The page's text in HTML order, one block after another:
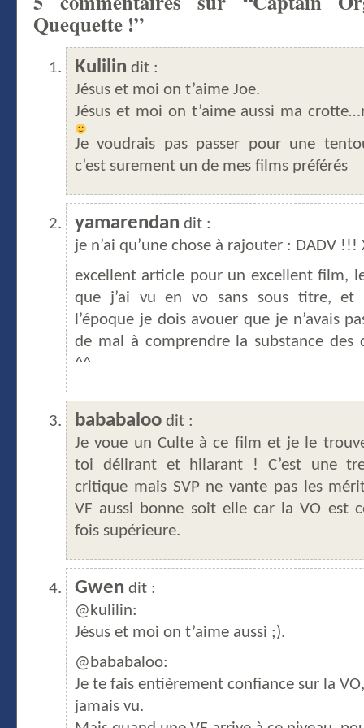
Quequette !”
Kulilin dit :
Jésus et moi on t’aime Joe.
Jésus et moi on t’aime aussi ma
Je voudrais pas passer pour une
c’est surement un de mes films préférés
yamarendan dit :
je n’ai qu’une chose à rajouter : DADV !!!
excellent article pour un excellent film,
que j’ai vu en vo sans sous titre, et
l’époque je dois avouer que je n’avais
de mal à comprendre la substance des
^^
bababaloo dit :
Je voue un Culte à ce film et je le
toi délirant et hilarant ! C’est une
critique mais SVP ne vante pas les
VF aussi bonne soit elle car la VO est
fois supérieure.
Gwen dit :
@kulilin:
Jésus et moi on t’aime aussi ;).
@bababaloo:
Je te fais entièrement confiance sur la
jamais vu.